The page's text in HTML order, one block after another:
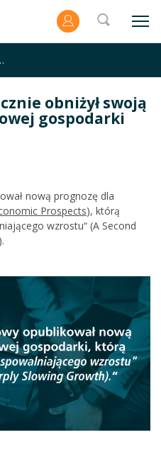
światowej gospodarki
obniżył swoją
gospodarki
nową prognozę dla
Prospects), którą
wzrostu“ (A Second